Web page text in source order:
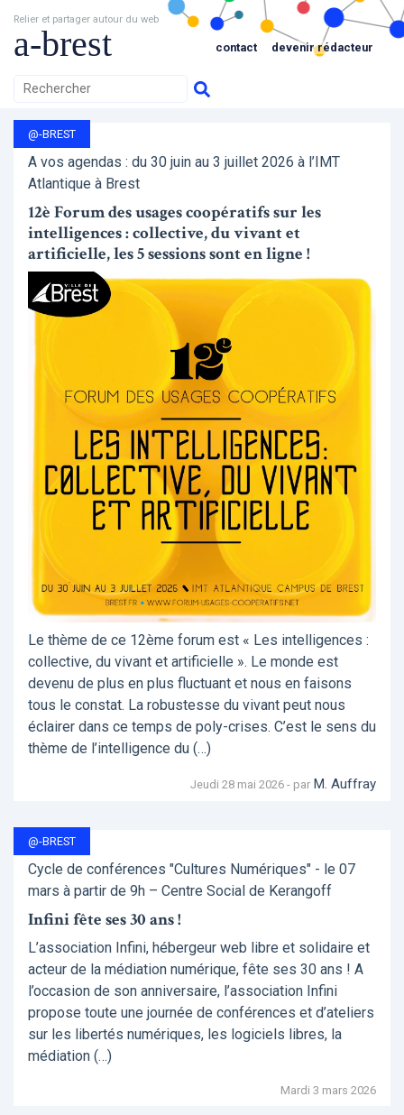
Relier et partager autour du web
a-brest contact devenir rédacteur
@-BREST
A vos agendas : du 30 juin au 3 juillet 2026 à l’IMT
Atlantique à Brest
12è Forum des usages coopératifs sur les
intelligences : collective, du vivant et
artificielle, les 5 sessions sont en ligne !
Le thème de ce 12ème forum est « Les intelligences :
collective, du vivant et artificielle ». Le monde est
devenu de plus en plus fluctuant et nous en faisons
tous le constat. La robustesse du vivant peut nous
éclairer dans ce temps de poly-crises. C’est le sens du
thème de l’intelligence du (…)
Jeudi 28 mai 2026 - par M. Auffray
@-BREST
Cycle de conférences "Cultures Numériques" - le 07
mars à partir de 9h – Centre Social de Kerangoff
Infini fête ses 30 ans !
L’association Infini, hébergeur web libre et solidaire et
acteur de la médiation numérique, fête ses 30 ans ! A
l’occasion de son anniversaire, l’association Infini
propose toute une journée de conférences et d’ateliers
sur les libertés numériques, les logiciels libres, la
médiation (…)
Mardi 3 mars 2026